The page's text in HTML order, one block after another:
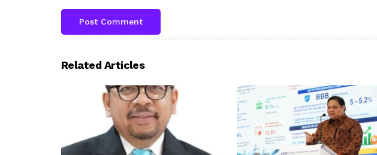
Related Articles